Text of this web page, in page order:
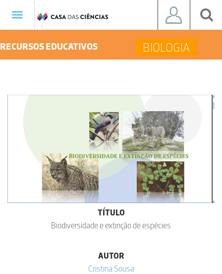
Toggle
RECURSOS EDUCATIVOS BIOLOGIA
TÍTULO
Biodiversidade e extinção de espécies
AUTOR
Cristina Sousa